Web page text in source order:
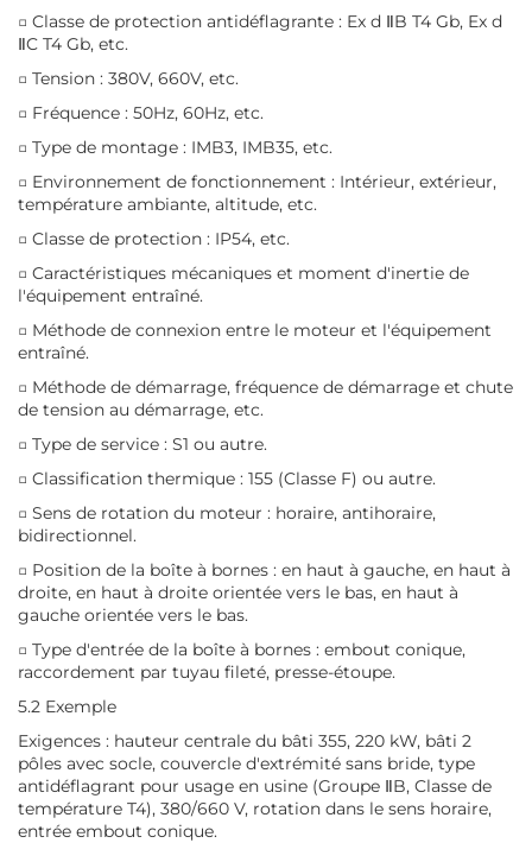
□ Classe de protection antidéflagrante : Ex d ⅡB T4 Gb, Ex d
ⅡC T4 Gb, etc.
□ Tension : 380V, 660V, etc.
□ Fréquence : 50Hz, 60Hz, etc.
□ Type de montage : IMB3, IMB35, etc.
□ Environnement de fonctionnement : Intérieur, extérieur,
température ambiante, altitude, etc.
□ Classe de protection : IP54, etc.
□ Caractéristiques mécaniques et moment d'inertie de
l'équipement entraîné.
□ Méthode de connexion entre le moteur et l'équipement
entraîné.
□ Méthode de démarrage, fréquence de démarrage et chute
de tension au démarrage, etc.
□ Type de service : S1 ou autre.
□ Classification thermique : 155 (Classe F) ou autre.
□ Sens de rotation du moteur : horaire, antihoraire,
bidirectionnel.
□ Position de la boîte à bornes : en haut à gauche, en haut à
droite, en haut à droite orientée vers le bas, en haut à
gauche orientée vers le bas.
□ Type d'entrée de la boîte à bornes : embout conique,
raccordement par tuyau fileté, presse-étoupe.
5.2 Exemple
Exigences : hauteur centrale du bâti 355, 220 kW, bâti 2
pôles avec socle, couvercle d'extrémité sans bride, type
antidéflagrant pour usage en usine (Groupe ⅡB, Classe de
température T4), 380/660 V, rotation dans le sens horaire,
entrée embout conique.